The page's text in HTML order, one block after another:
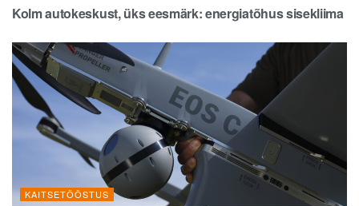
Kolm autokeskust, üks eesmärk: energiatõhus sisekliima
KAITSETÖÖSTUS